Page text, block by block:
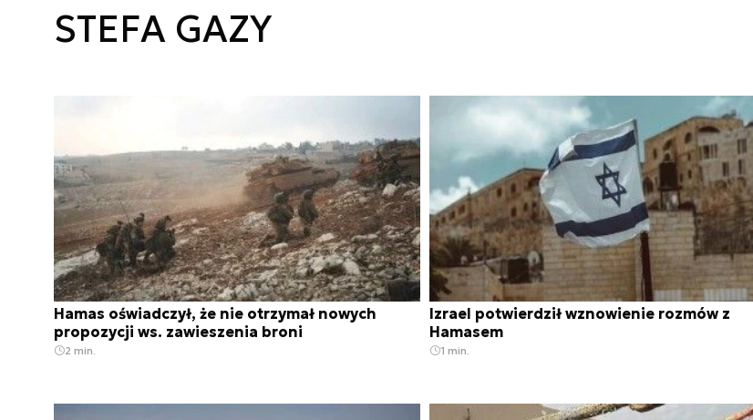
STEFA GAZY
Hamas oświadczył, że nie otrzymał nowych
propozycji ws. zawieszenia broni
2 min.
Izrael potwierdził wznowienie rozmów z
Hamasem
1 min.